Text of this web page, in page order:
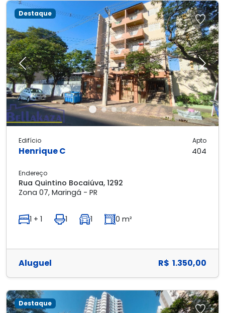
Previous Next
Destaque
Edifício
Henrique C
Apto
404
Endereço
Rua Quintino Bocaiúva, 1292
Zona 07, Maringá - PR
1 + 1 1 1 0 m²
Aluguel R$ 1.350,00
Destaque